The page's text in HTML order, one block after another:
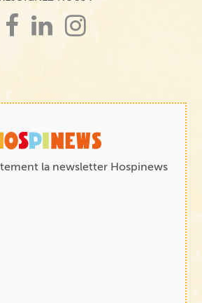
la newsletter Hospinews